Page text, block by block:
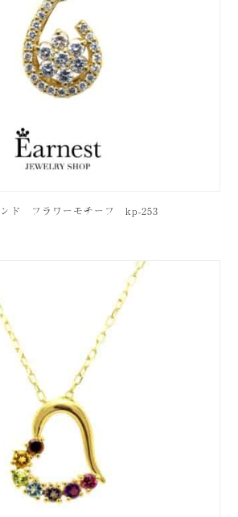
ド フラワーモチーフ kp-253